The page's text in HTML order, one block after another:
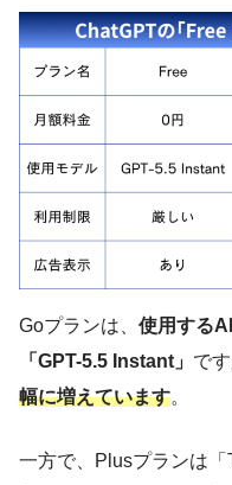
Goプランは、 使用する
「GPT-5.5 Instant」 です
幅に増えています。
一方で、Plusプランは